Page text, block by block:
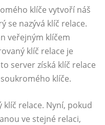
klíče vytvoří náš
se nazývá klíč relace.
veřejným klíčem
klíč relace je
server získá klíč relace
klíče.
relace. Nyní, pokud
ve stejné relaci,